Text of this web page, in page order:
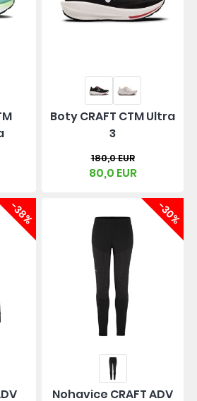
Boty CRAFT CTM Ultra
3
180,0 EUR
80,0 EUR
-38% -30%
Nohavice CRAFT ADV